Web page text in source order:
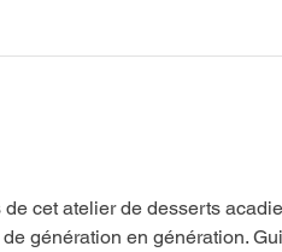
cet atelier de desserts
génération en génération.